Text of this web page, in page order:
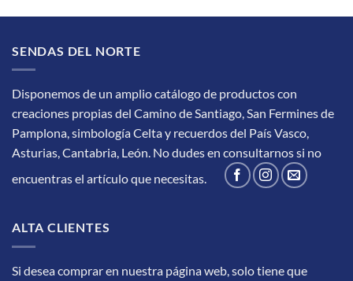
SENDAS DEL NORTE
Disponemos de un amplio catálogo de productos con
creaciones propias del Camino de Santiago, San Fermines de
Pamplona, simbología Celta y recuerdos del País Vasco,
Asturias, Cantabria, León. No dudes en consultarnos si no
encuentras el artículo que necesitas.
ALTA CLIENTES
Si desea comprar en nuestra página web, solo tiene que